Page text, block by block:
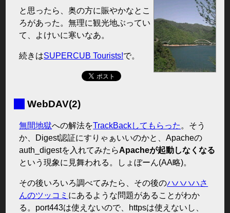
と思ったら、奥の方に賑やかなとこ
ろがあった。無理に観光地ぶってい
て、よけいに寒いなあ。
続きはSUPERCUB Tourists!で。
WebDAV(2)
無間地獄への解法をTrackBackしてもらった。そう
か、Digest認証にすりゃぁいいのかと、Apacheの
auth_digestを入れてみたらApacheが起動しなくなる
という現象に見舞われる。しょぼーん(AA略)。
その後いろいろ調べてみたら、その後のハハハハさ
んのツッコミ にあるような問題があることがわか
る。port443は使えないので、httpsは使えないし、